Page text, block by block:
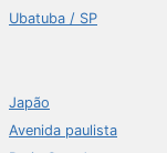
Ubatuba / SP
Japão
Avenida paulista